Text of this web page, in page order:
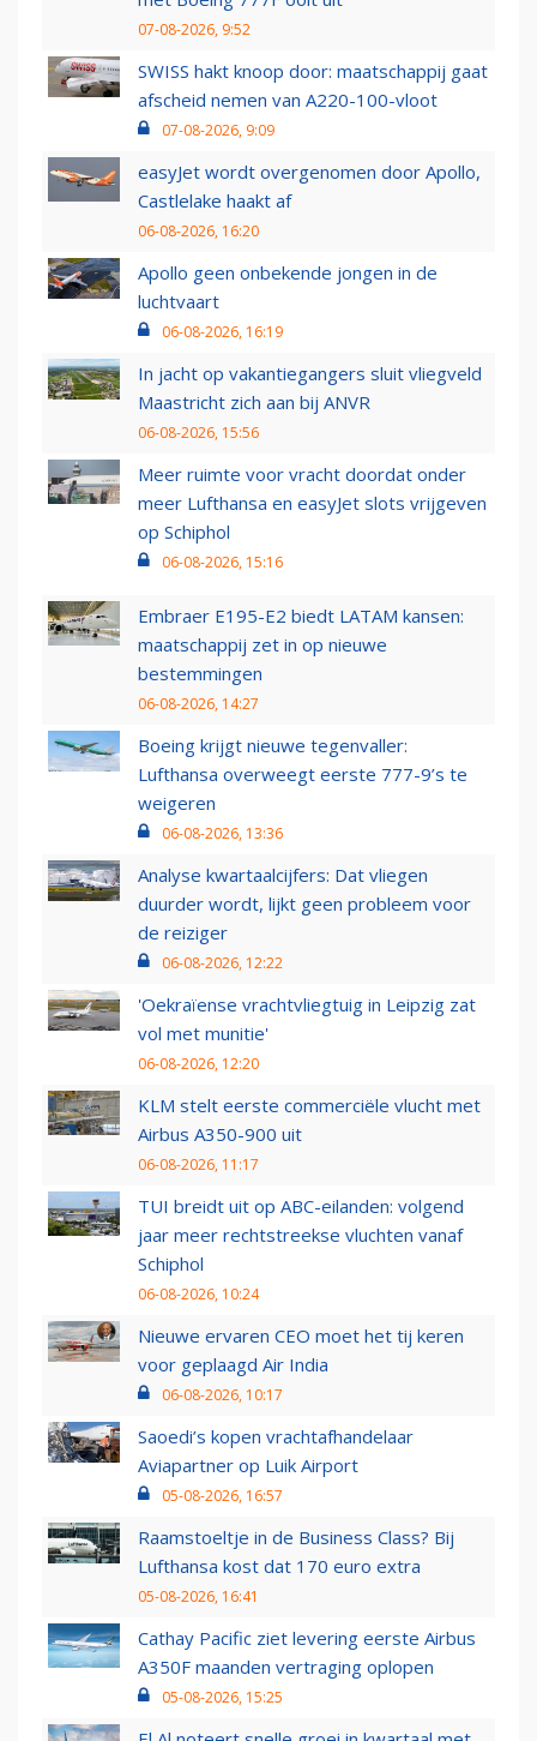
07-08-2026, 9:52
SWISS hakt knoop door: maatschappij gaat
afscheid nemen van A220-100-vloot
07-08-2026, 9:09
easyJet wordt overgenomen door Apollo,
Castlelake haakt af
06-08-2026, 16:20
Apollo geen onbekende jongen in de
luchtvaart
06-08-2026, 16:19
In jacht op vakantiegangers sluit vliegveld
Maastricht zich aan bij ANVR
06-08-2026, 15:56
Meer ruimte voor vracht doordat onder
meer Lufthansa en easyJet slots vrijgeven
op Schiphol
06-08-2026, 15:16
Embraer E195-E2 biedt LATAM kansen:
maatschappij zet in op nieuwe
bestemmingen
06-08-2026, 14:27
Boeing krijgt nieuwe tegenvaller:
Lufthansa overweegt eerste 777-9’s te
weigeren
06-08-2026, 13:36
Analyse kwartaalcijfers: Dat vliegen
duurder wordt, lijkt geen probleem voor
de reiziger
06-08-2026, 12:22
'Oekraïense vrachtvliegtuig in Leipzig zat
vol met munitie'
06-08-2026, 12:20
KLM stelt eerste commerciële vlucht met
Airbus A350-900 uit
06-08-2026, 11:17
TUI breidt uit op ABC-eilanden: volgend
jaar meer rechtstreekse vluchten vanaf
Schiphol
06-08-2026, 10:24
Nieuwe ervaren CEO moet het tij keren
voor geplaagd Air India
06-08-2026, 10:17
Saoedi’s kopen vrachtafhandelaar
Aviapartner op Luik Airport
05-08-2026, 16:57
Raamstoeltje in de Business Class? Bij
Lufthansa kost dat 170 euro extra
05-08-2026, 16:41
Cathay Pacific ziet levering eerste Airbus
A350F maanden vertraging oplopen
05-08-2026, 15:25